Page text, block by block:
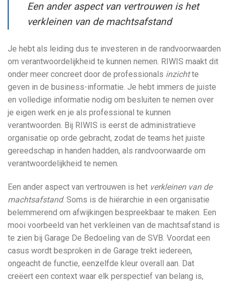
Een ander aspect van vertrouwen is het
verkleinen van de machtsafstand
Je hebt als leiding dus te investeren in de randvoorwaarden
om verantwoordelijkheid te kunnen nemen. RIWIS maakt dit
onder meer concreet door de professionals inzichtte
geven in de business-informatie. Je hebt immers de juiste
en volledige informatie nodig om besluiten te nemen over
je eigen werk en je als professional te kunnen
verantwoorden. Bij RIWIS is eerst de administratieve
organisatie op orde gebracht, zodat de teams het juiste
gereedschap in handen hadden, als randvoorwaarde om
verantwoordelijkheid te nemen.
Een ander aspect van vertrouwen is het verkleinen van de
machtsafstand. Soms is de hiërarchie in een organisatie
belemmerend om afwijkingen bespreekbaar te maken. Een
mooi voorbeeld van het verkleinen van de machtsafstand is
te zien bij Garage De Bedoeling van de SVB. Voordat een
casus wordt besproken in de Garage trekt iedereen,
ongeacht de functie, eenzelfde kleur overall aan. Dat
creëert een context waar elk perspectief van belang is,